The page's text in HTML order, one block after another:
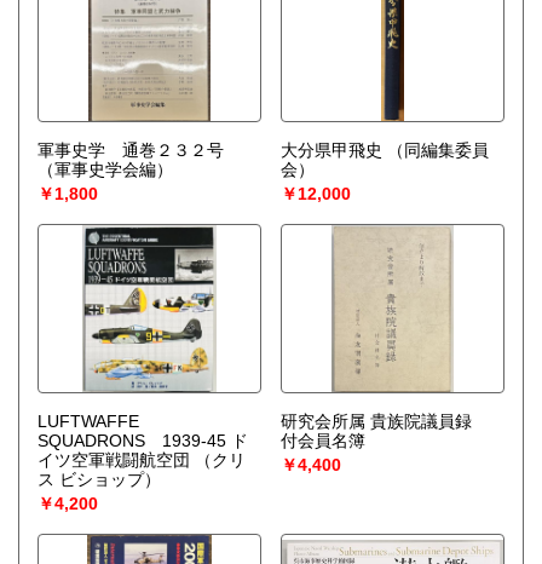
軍事史学 通巻２３２号
（軍事史学会編）
￥1,800
大分県甲飛史
（同編集委員
会）
￥12,000
LUFTWAFFE
SQUADRONS 1939-45 ド
イツ空軍戦闘航空団
（クリ
ス ビショップ）
￥4,200
研究会所属 貴族院議員録
付会員名簿
￥4,400